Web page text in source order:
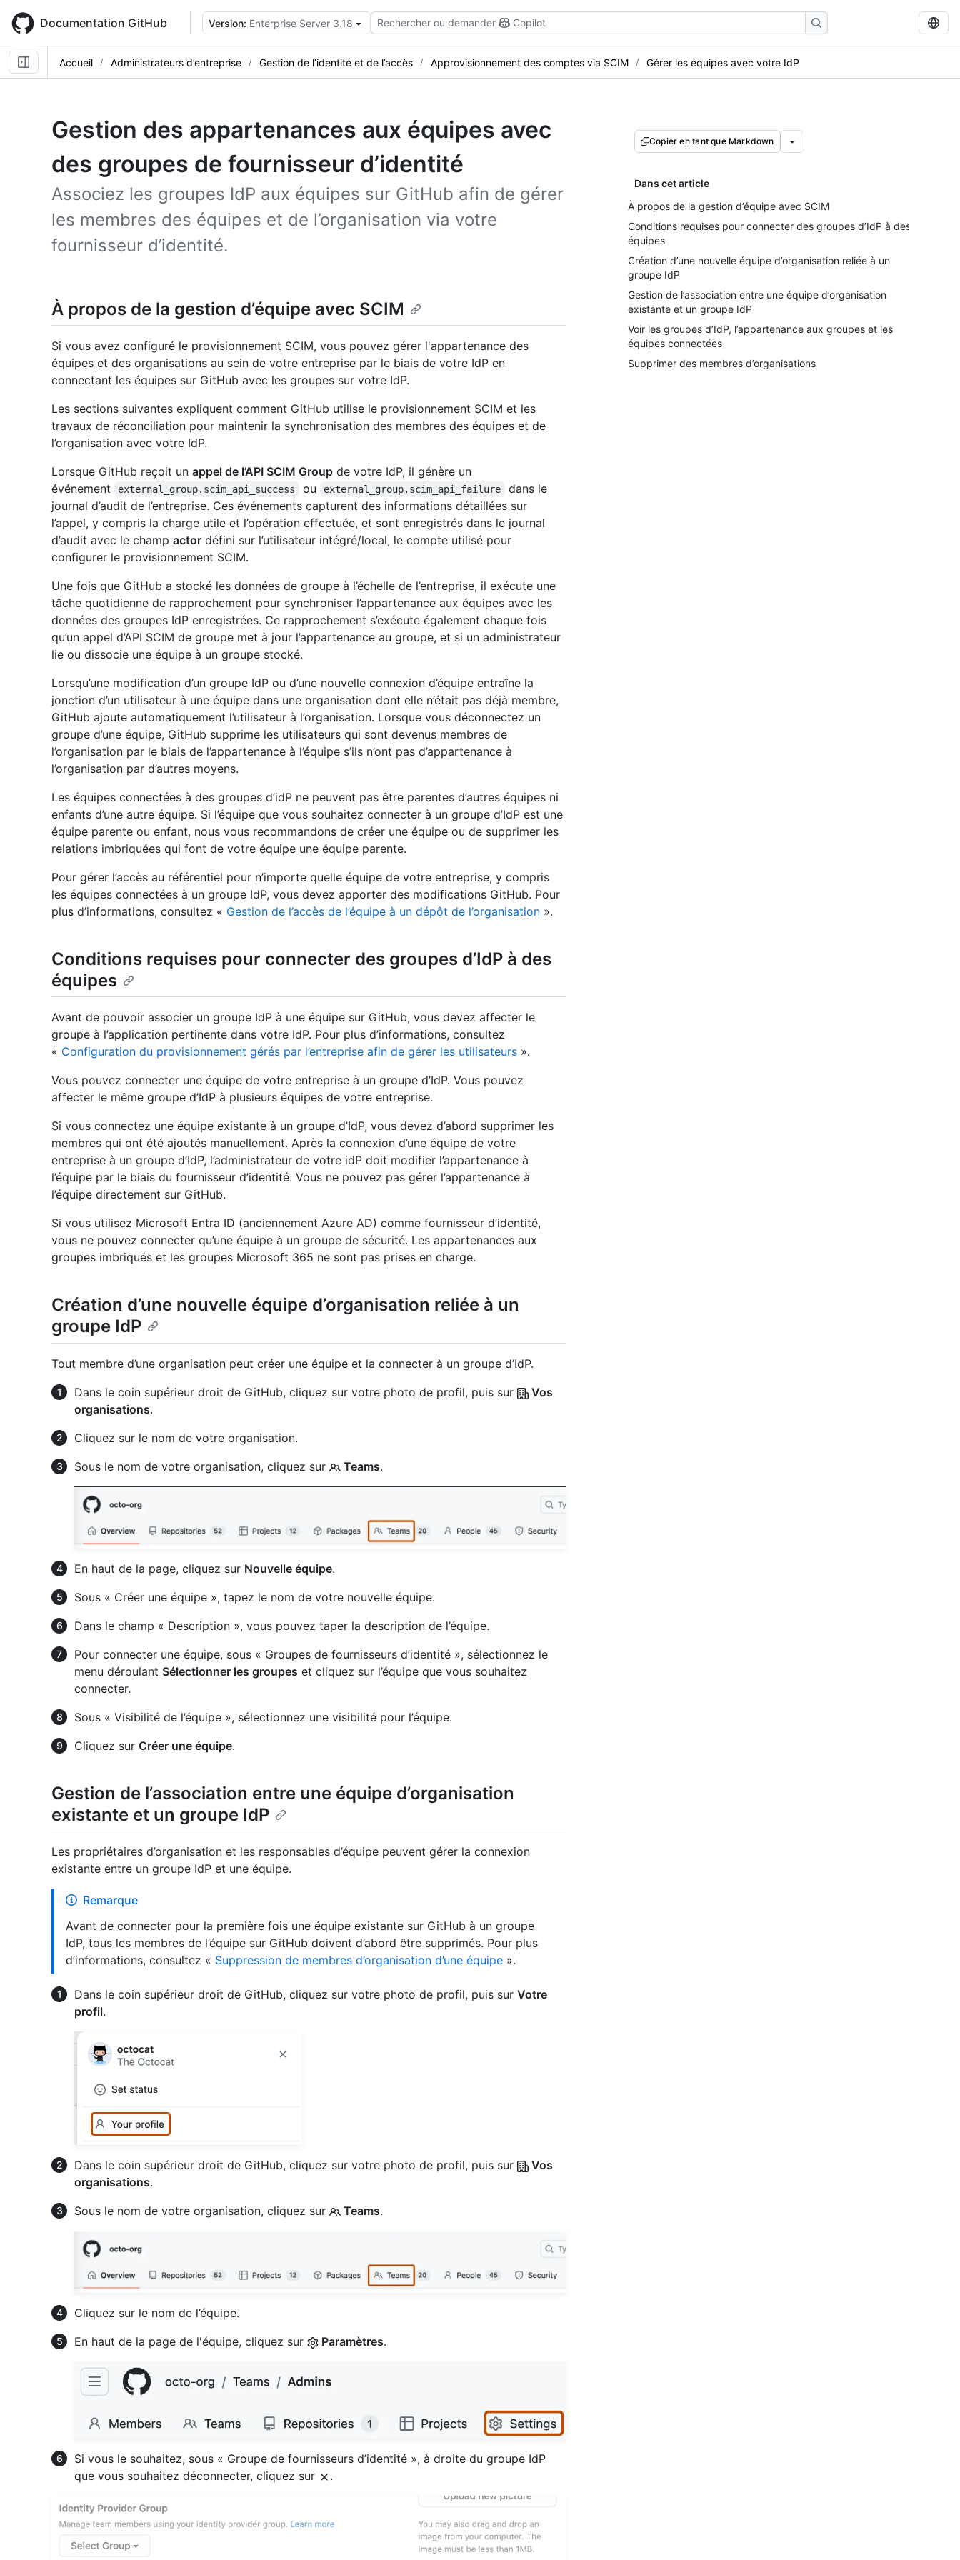
main
content
Documentation GitHub Version: Enterprise Server 3.18 Rechercher ou demander Copilot
Accueil Administrateurs d’entreprise Gestion de l’identité et de l’accès Approvisionnement des comptes via SCIM Gérer les équipes avec votre IdP
Gestion des appartenances aux équipes avec
des groupes de fournisseur d’identité
Associez les groupes IdP aux équipes sur GitHub afin de gérer
les membres des équipes et de l’organisation via votre
fournisseur d’identité.
Copier en tant que Markdown
Dans cet article
À propos de la gestion d’équipe avec SCIM
Conditions requises pour connecter des groupes d’IdP à des
équipes
Création d’une nouvelle équipe d’organisation reliée à un
groupe IdP
Gestion de l’association entre une équipe d’organisation
existante et un groupe IdP
Voir les groupes d’IdP, l’appartenance aux groupes et les
équipes connectées
Supprimer des membres d’organisations
À propos de la gestion d’équipe avec SCIM
Si vous avez configuré le provisionnement SCIM, vous pouvez gérer l'appartenance des
équipes et des organisations au sein de votre entreprise par le biais de votre IdP en
connectant les équipes sur GitHub avec les groupes sur votre IdP.
Les sections suivantes expliquent comment GitHub utilise le provisionnement SCIM et les
travaux de réconciliation pour maintenir la synchronisation des membres des équipes et de
l’organisation avec votre IdP.
Lorsque GitHub reçoit un appel de l’API SCIM Group de votre IdP, il génère un
événement
external_group.scim_api_success ou external_group.scim_api_failure
dans le
journal d’audit de l’entreprise. Ces événements capturent des informations détaillées sur
l’appel, y compris la charge utile et l’opération effectuée, et sont enregistrés dans le journal
d’audit avec le champ actor défini sur l’utilisateur intégré/local, le compte utilisé pour
configurer le provisionnement SCIM.
Une fois que GitHub a stocké les données de groupe à l’échelle de l’entreprise, il exécute une
tâche quotidienne de rapprochement pour synchroniser l’appartenance aux équipes avec les
données des groupes IdP enregistrées. Ce rapprochement s’exécute également chaque fois
qu’un appel d’API SCIM de groupe met à jour l’appartenance au groupe, et si un administrateur
lie ou dissocie une équipe à un groupe stocké.
Lorsqu’une modification d’un groupe IdP ou d’une nouvelle connexion d’équipe entraîne la
jonction d’un utilisateur à une équipe dans une organisation dont elle n’était pas déjà membre,
GitHub ajoute automatiquement l’utilisateur à l’organisation. Lorsque vous déconnectez un
groupe d’une équipe, GitHub supprime les utilisateurs qui sont devenus membres de
l’organisation par le biais de l’appartenance à l’équipe s’ils n’ont pas d’appartenance à
l’organisation par d’autres moyens.
Les équipes connectées à des groupes d’idP ne peuvent pas être parentes d’autres équipes ni
enfants d’une autre équipe. Si l’équipe que vous souhaitez connecter à un groupe d’IdP est une
équipe parente ou enfant, nous vous recommandons de créer une équipe ou de supprimer les
relations imbriquées qui font de votre équipe une équipe parente.
Pour gérer l’accès au référentiel pour n’importe quelle équipe de votre entreprise, y compris
les équipes connectées à un groupe IdP, vous devez apporter des modifications GitHub. Pour
plus d’informations, consultez « Gestion de l’accès de l’équipe à un dépôt de l’organisation ».
Conditions requises pour connecter des groupes d’IdP à des
équipes
Avant de pouvoir associer un groupe IdP à une équipe sur GitHub, vous devez affecter le
groupe à l’application pertinente dans votre IdP. Pour plus d’informations, consultez
« Configuration du provisionnement gérés par l’entreprise afin de gérer les utilisateurs ».
Vous pouvez connecter une équipe de votre entreprise à un groupe d’IdP. Vous pouvez
affecter le même groupe d’IdP à plusieurs équipes de votre entreprise.
Si vous connectez une équipe existante à un groupe d’IdP, vous devez d’abord supprimer les
membres qui ont été ajoutés manuellement. Après la connexion d’une équipe de votre
entreprise à un groupe d’IdP, l’administrateur de votre idP doit modifier l’appartenance à
l’équipe par le biais du fournisseur d’identité. Vous ne pouvez pas gérer l’appartenance à
l’équipe directement sur GitHub.
Si vous utilisez Microsoft Entra ID (anciennement Azure AD) comme fournisseur d’identité,
vous ne pouvez connecter qu’une équipe à un groupe de sécurité. Les appartenances aux
groupes imbriqués et les groupes Microsoft 365 ne sont pas prises en charge.
Création d’une nouvelle équipe d’organisation reliée à un
groupe IdP
Tout membre d’une organisation peut créer une équipe et la connecter à un groupe d’IdP.
Dans le coin supérieur droit de GitHub, cliquez sur votre photo de profil, puis sur
Vos
organisations.
Cliquez sur le nom de votre organisation.
Sous le nom de votre organisation, cliquez sur
Teams.
En haut de la page, cliquez sur Nouvelle équipe.
Sous « Créer une équipe », tapez le nom de votre nouvelle équipe.
Dans le champ « Description », vous pouvez taper la description de l’équipe.
Pour connecter une équipe, sous « Groupes de fournisseurs d’identité », sélectionnez le
menu déroulant Sélectionner les groupes et cliquez sur l’équipe que vous souhaitez
connecter.
Sous « Visibilité de l’équipe », sélectionnez une visibilité pour l’équipe.
Cliquez sur Créer une équipe.
Gestion de l’association entre une équipe d’organisation
existante et un groupe IdP
Les propriétaires d’organisation et les responsables d’équipe peuvent gérer la connexion
existante entre un groupe IdP et une équipe.
Remarque
Avant de connecter pour la première fois une équipe existante sur GitHub à un groupe
IdP, tous les membres de l’équipe sur GitHub doivent d’abord être supprimés. Pour plus
d’informations, consultez « Suppression de membres d’organisation d’une équipe ».
Dans le coin supérieur droit de GitHub, cliquez sur votre photo de profil, puis sur Votre
profil.
Dans le coin supérieur droit de GitHub, cliquez sur votre photo de profil, puis sur
Vos
organisations.
Sous le nom de votre organisation, cliquez sur
Teams.
Cliquez sur le nom de l’équipe.
En haut de la page de l'équipe, cliquez sur
Paramètres.
Si vous le souhaitez, sous « Groupe de fournisseurs d’identité », à droite du groupe IdP
que vous souhaitez déconnecter, cliquez sur
.